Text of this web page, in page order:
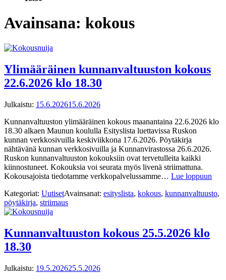
Avainsana: kokous
Ylimääräinen kunnanvaltuuston kokous
22.6.2026 klo 18.30
Julkaistu: 15.6.202615.6.2026
Kunnanvaltuuston ylimääräinen kokous maanantaina 22.6.2026 klo
18.30 alkaen Maunun koululla Esityslista luettavissa Ruskon
kunnan verkkosivuilla keskiviikkona 17.6.2026. Pöytäkirja
nähtävänä kunnan verkkosivuilla ja Kunnanvirastossa 26.6.2026.
Ruskon kunnanvaltuuston kokouksiin ovat tervetulleita kaikki
kiinnostuneet. Kokouksia voi seurata myös livenä striimattuna.
Kokousajoista tiedotamme verkkopalvelussamme… Lue loppuun
Kategoriat: UutisetAvainsanat: esityslista, kokous, kunnanvaltuusto,
pöytäkirja, striimaus
Kunnanvaltuuston kokous 25.5.2026 klo
18.30
Julkaistu: 19.5.202625.5.2026